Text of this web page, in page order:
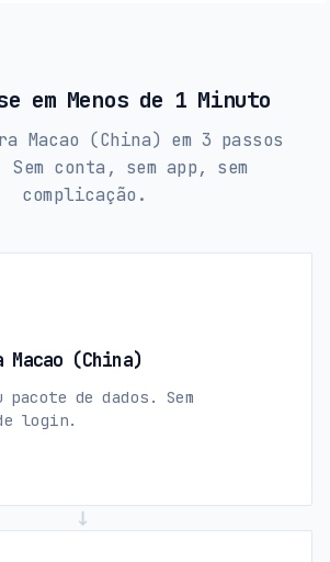
em Menos de 1 Minuto
Macao (China) em 3 passos
conta, sem app, sem
complicação.
Macao (China)
pacote de dados. Sem
login.